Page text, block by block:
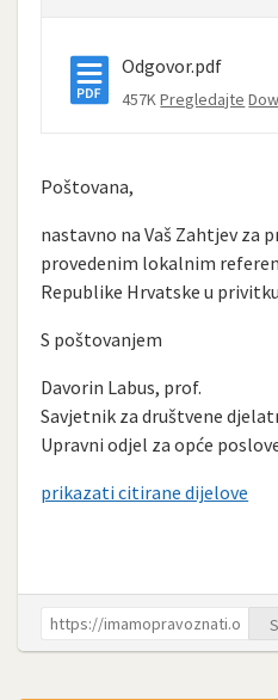
Odgovor.pdf
457KPregledajte
Poštovana,
nastavno na Vaš Zahtjev za
provedenim lokalnim
Republike Hrvatske u
S poštovanjem
Davorin Labus, prof.
Savjetnik za društvene
Upravni odjel za opće
prikazati citirane dijelove